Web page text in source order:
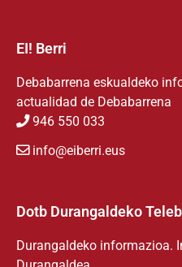
EI! Berri
Debabarrena eskualdeko
actualidad de Debabarrena
946 550 033
info@eiberri.eus
Dotb Durangaldeko
Durangaldeko informazioa.